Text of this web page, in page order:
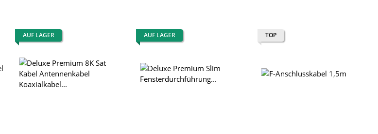
AUF LAGER AUF LAGER TOP